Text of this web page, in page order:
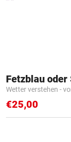
Fetzblau oder
Wetter verstehen -
€25,00